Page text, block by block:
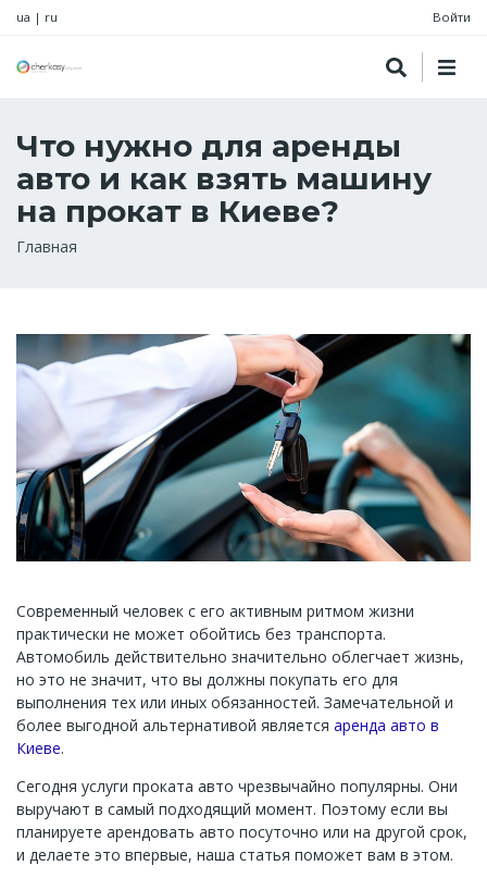
ua | ru Войти
Что нужно для аренды
авто и как взять машину
на прокат в Киеве?
Строка
Главная
Современный человек с его активным ритмом жизни
практически не может обойтись без транспорта.
Автомобиль действительно значительно облегчает жизнь,
но это не значит, что вы должны покупать его для
выполнения тех или иных обязанностей. Замечательной и
более выгодной альтернативой является аренда авто в
Киеве.
Сегодня услуги проката авто чрезвычайно популярны. Они
выручают в самый подходящий момент. Поэтому если вы
планируете арендовать авто посуточно или на другой срок,
и делаете это впервые, наша статья поможет вам в этом.